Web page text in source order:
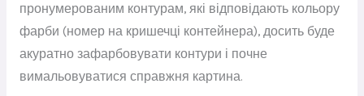
пронумерованим контурам, які відповідають кольору
фарби (номер на кришечці контейнера), досить буде
акуратно зафарбовувати контури і почне
вимальовуватися справжня картина.